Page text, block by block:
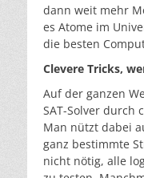
dann weit mehr
es Atome im
die besten
Clevere Tricks,
Auf der ganzen
SAT-Solver durch
Man nützt dabei
ganz bestimmte
nicht nötig, alle